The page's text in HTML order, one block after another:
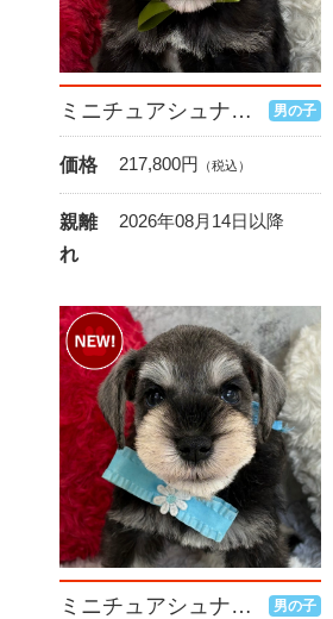
ミニチュアシュナウザー 男の子
価格 217,800円 （税込）
親離
れ
2026年08月14日以降
ミニチュアシュナウザー 男の子